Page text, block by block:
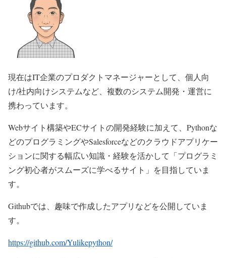
現在はIT企業のプロダクトマネージャーとして、個人向
け/社内向けシステムなど、複数のシステム開発・運営に
携わっています。
Webサイト構築やECサイトの開発経験に加えて、Pythonな
どのプログラミングやSalesforceなどのクラウドアプリケー
ションに関する幅広い知識・経験を活かして「プログラミ
ング初心者がスムーズに学べるサイト」を目指していま
す。
Githubでは、趣味で作成したアプリなどを公開していま
す。
https://github.com/Yulikepython/